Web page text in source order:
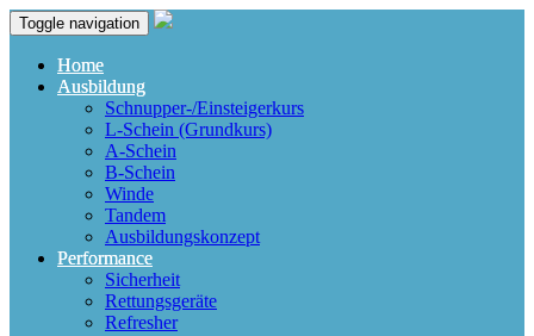
Toggle navigation
Home
Ausbildung
Schnupper-/Einsteigerkurs
L-Schein (Grundkurs)
A-Schein
B-Schein
Winde
Tandem
Ausbildungskonzept
Performance
Sicherheit
Rettungsgeräte
Refresher